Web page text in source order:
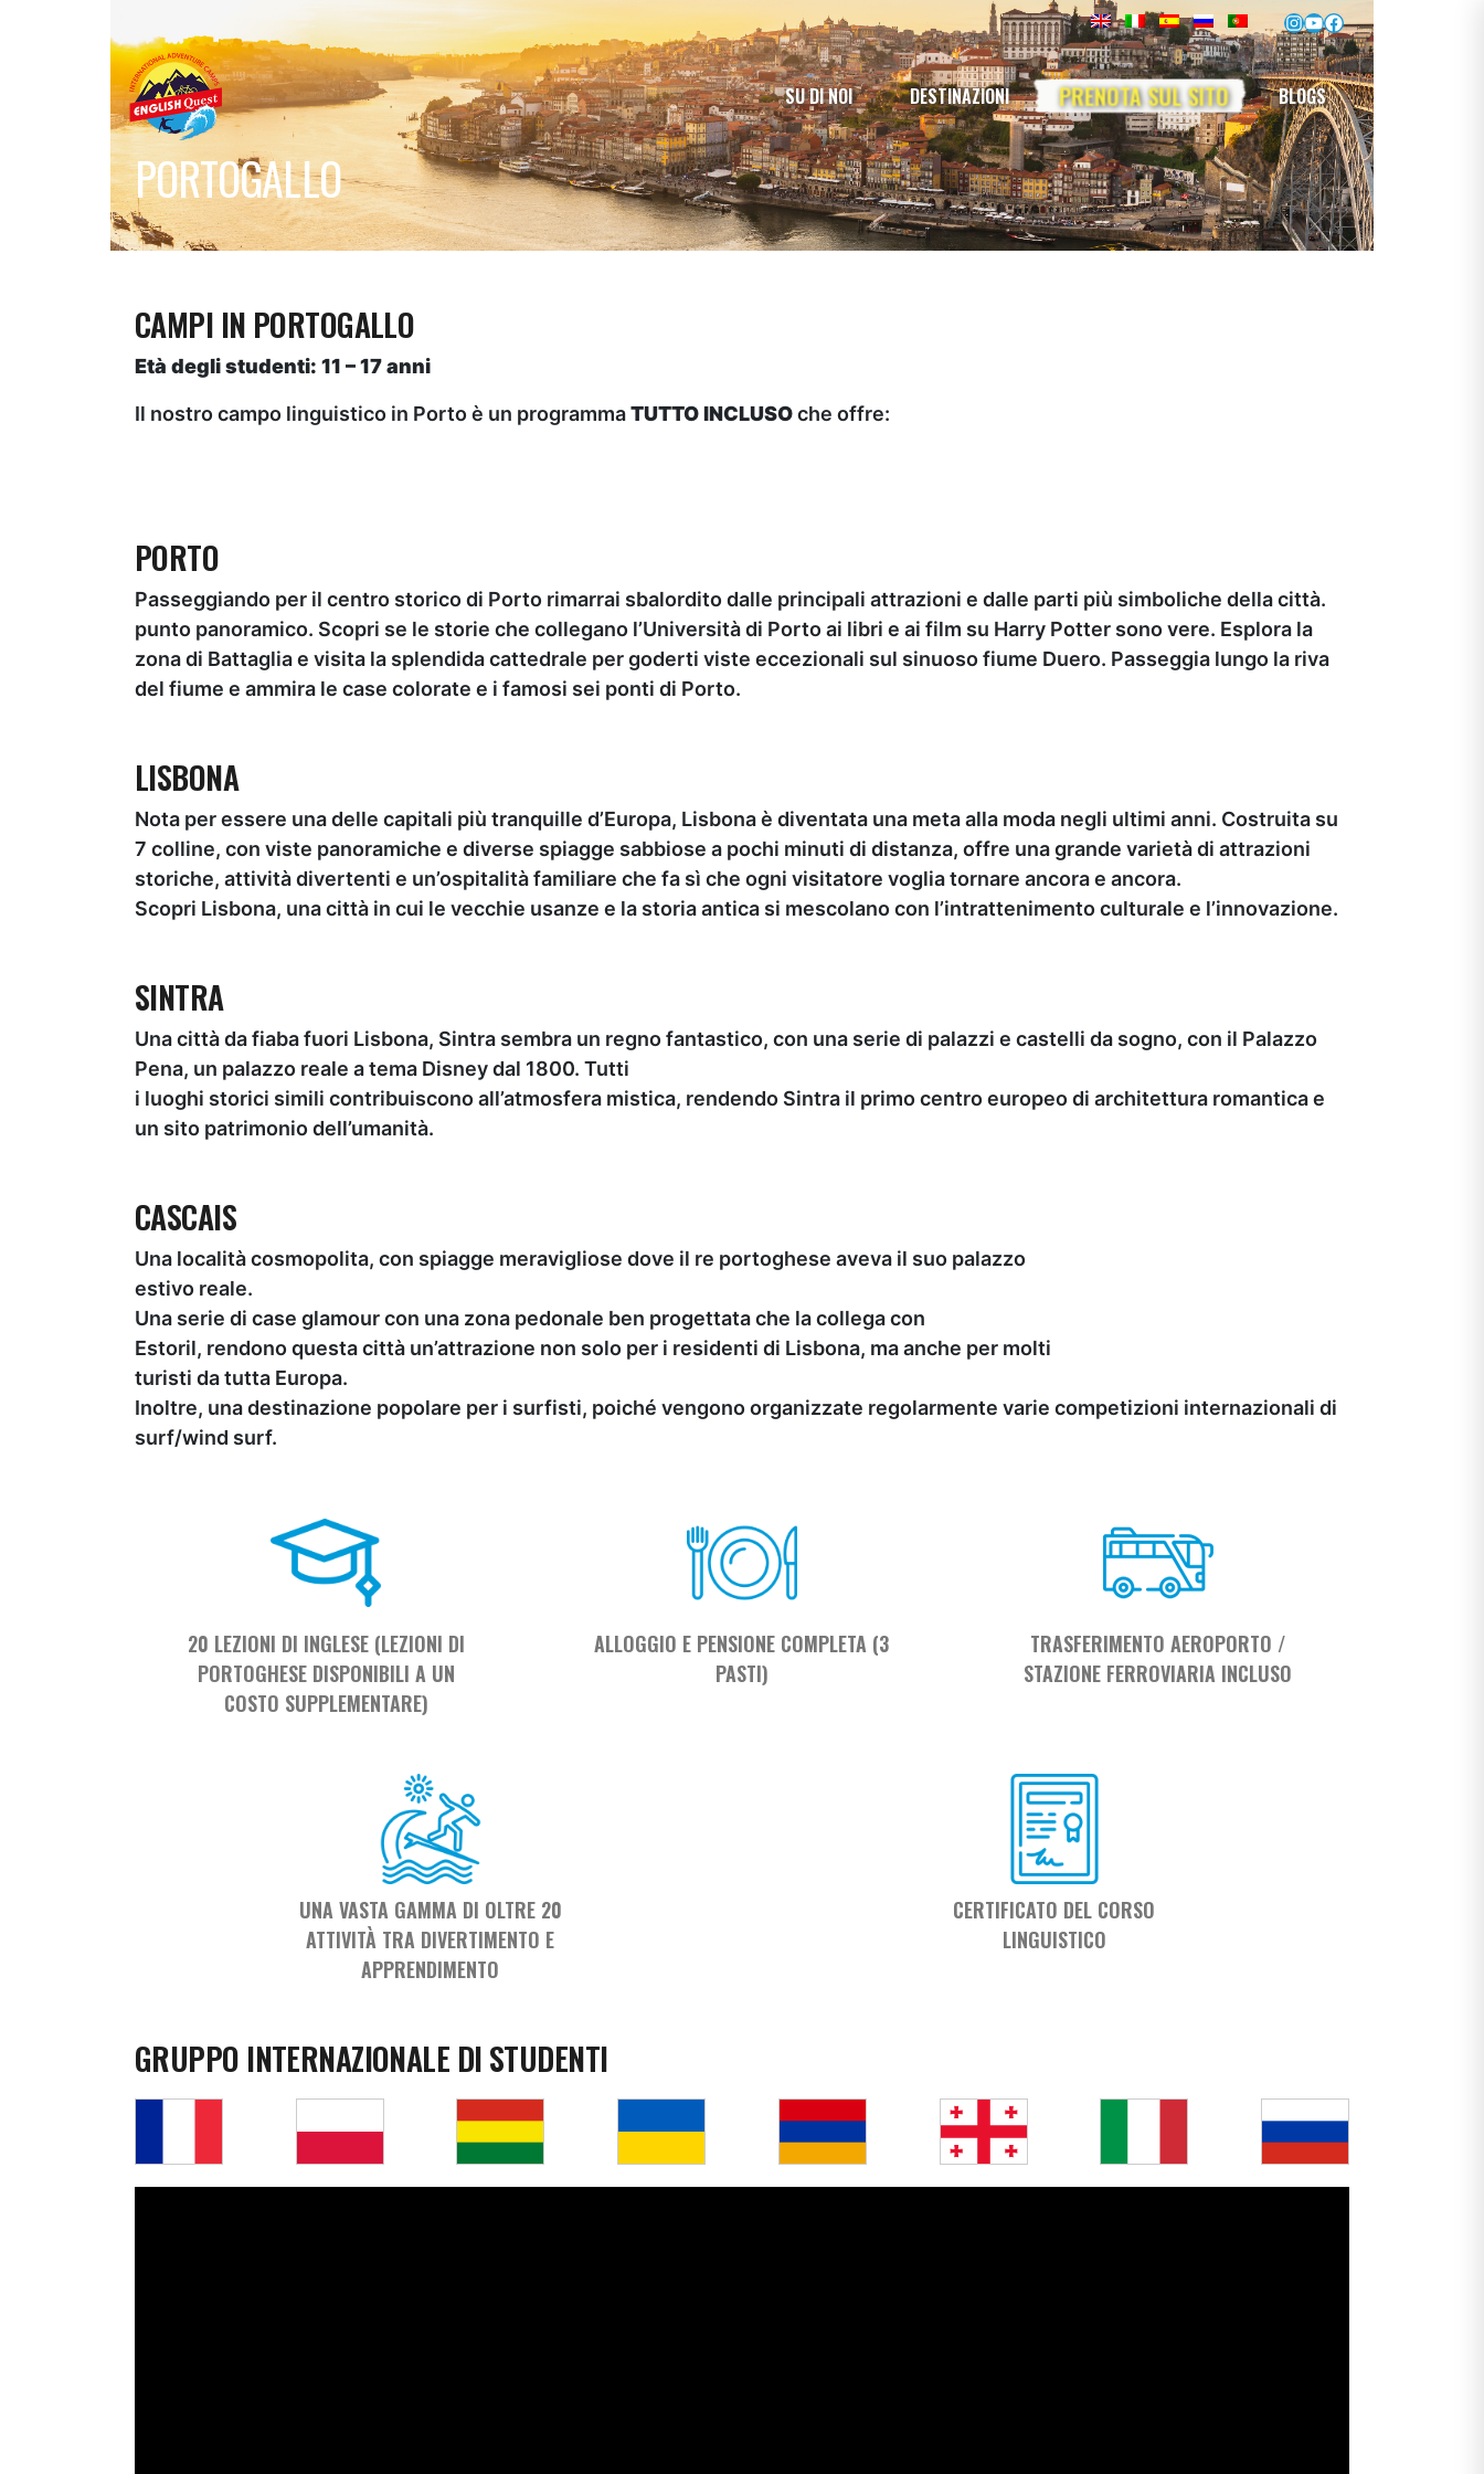
Instagram
YouTube
Facebook
SU DI NOI DESTINAZIONI PRENOTA SUL SITO BLOGS
PORTOGALLO
CAMPI IN PORTOGALLO
Età degli studenti: 11 – 17 anni
Il nostro campo linguistico in Porto è un programmaTUTTO INCLUSOche offre:
PORTO
Passeggiando per il centro storico di Porto rimarrai sbalordito dalle principali attrazioni e dalle parti più simboliche della città.
punto panoramico. Scopri se le storie che collegano l’Università di Porto ai libri e ai film su Harry Potter sono vere. Esplora la
zona di Battaglia e visita la splendida cattedrale per goderti viste eccezionali sul sinuoso fiume Duero. Passeggia lungo la riva
del fiume e ammira le case colorate e i famosi sei ponti di Porto.
LISBONA
Nota per essere una delle capitali più tranquille d’Europa, Lisbona è diventata una meta alla moda negli ultimi anni. Costruita su
7 colline, con viste panoramiche e diverse spiagge sabbiose a pochi minuti di distanza, offre una grande varietà di attrazioni
storiche, attività divertenti e un’ospitalità familiare che fa sì che ogni visitatore voglia tornare ancora e ancora.
Scopri Lisbona, una città in cui le vecchie usanze e la storia antica si mescolano con l’intrattenimento culturale e l’innovazione.
SINTRA
Una città da fiaba fuori Lisbona, Sintra sembra un regno fantastico, con una serie di palazzi e castelli da sogno, con il Palazzo
Pena, un palazzo reale a tema Disney dal 1800. Tutti
i luoghi storici simili contribuiscono all’atmosfera mistica, rendendo Sintra il primo centro europeo di architettura romantica e
un sito patrimonio dell’umanità.
CASCAIS
Una località cosmopolita, con spiagge meravigliose dove il re portoghese aveva il suo palazzo
estivo reale.
Una serie di case glamour con una zona pedonale ben progettata che la collega con
Estoril, rendono questa città un’attrazione non solo per i residenti di Lisbona, ma anche per molti
turisti da tutta Europa.
Inoltre, una destinazione popolare per i surfisti, poiché vengono organizzate regolarmente varie competizioni internazionali di
surf/wind surf.
20 LEZIONI DI INGLESE (LEZIONI DI
PORTOGHESE DISPONIBILI A UN
COSTO SUPPLEMENTARE)
ALLOGGIO E PENSIONE COMPLETA (3
PASTI)
TRASFERIMENTO AEROPORTO /
STAZIONE FERROVIARIA INCLUSO
UNA VASTA GAMMA DI OLTRE 20
ATTIVITÀ TRA DIVERTIMENTO E
APPRENDIMENTO
CERTIFICATO DEL CORSO
LINGUISTICO
GRUPPO INTERNAZIONALE DI STUDENTI